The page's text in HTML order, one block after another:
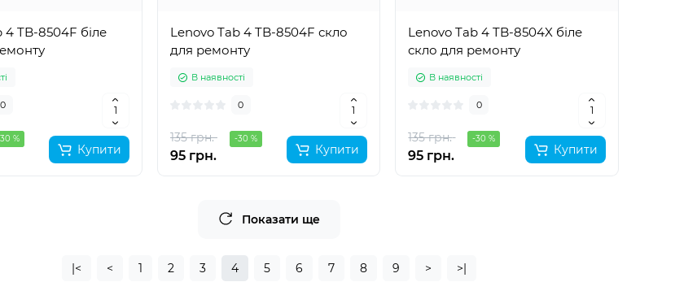
4 TB-8504F біле
0
%
Купити
Lenovo Tab 4 TB-8504F скло
для ремонту
В наявності
0
135 грн. -30 %
95 грн. Купити
Lenovo Tab 4 TB-8504X біле
скло для ремонту
В наявності
0
135 грн. -30 %
95 грн. Купити
Показати ще
|< < 1 2 3 4 5 6 7 8 9 > >|